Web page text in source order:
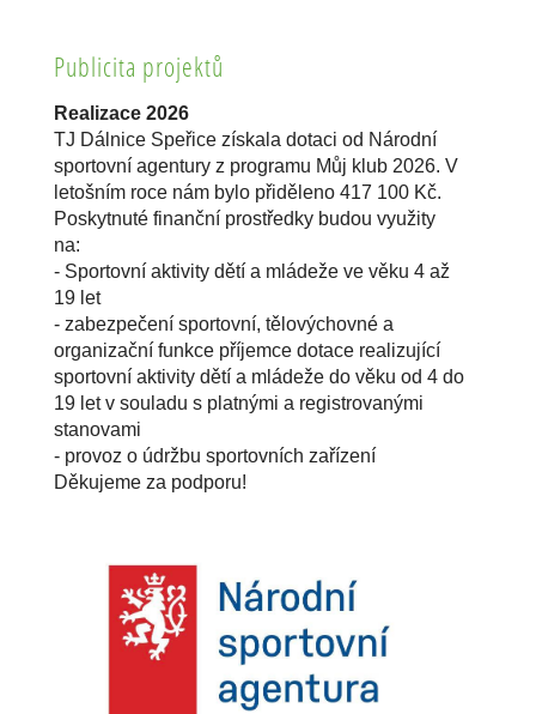
Publicita projektů
Realizace 2026
TJ Dálnice Speřice získala dotaci od Národní
sportovní agentury z programu Můj klub 2026. V
letošním roce nám bylo přiděleno 417 100 Kč.
Poskytnuté finanční prostředky budou využity
na:
- Sportovní aktivity dětí a mládeže ve věku 4 až
19 let
- zabezpečení sportovní, tělovýchovné a
organizační funkce příjemce dotace realizující
sportovní aktivity dětí a mládeže do věku od 4 do
19 let v souladu s platnými a registrovanými
stanovami
- provoz o údržbu sportovních zařízení
Děkujeme za podporu!